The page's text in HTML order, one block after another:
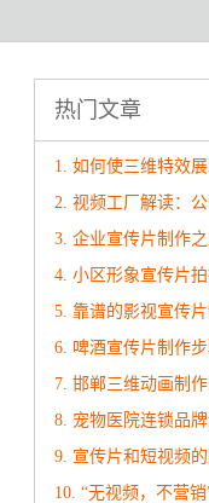
热门文章
1. 如何使三维特效
2. 视频工厂解读：
3. 企业宣传片制作
4. 小区形象宣传片
5. 靠谱的影视宣传
6. 啤酒宣传片制作
7. 邯郸三维动画制作